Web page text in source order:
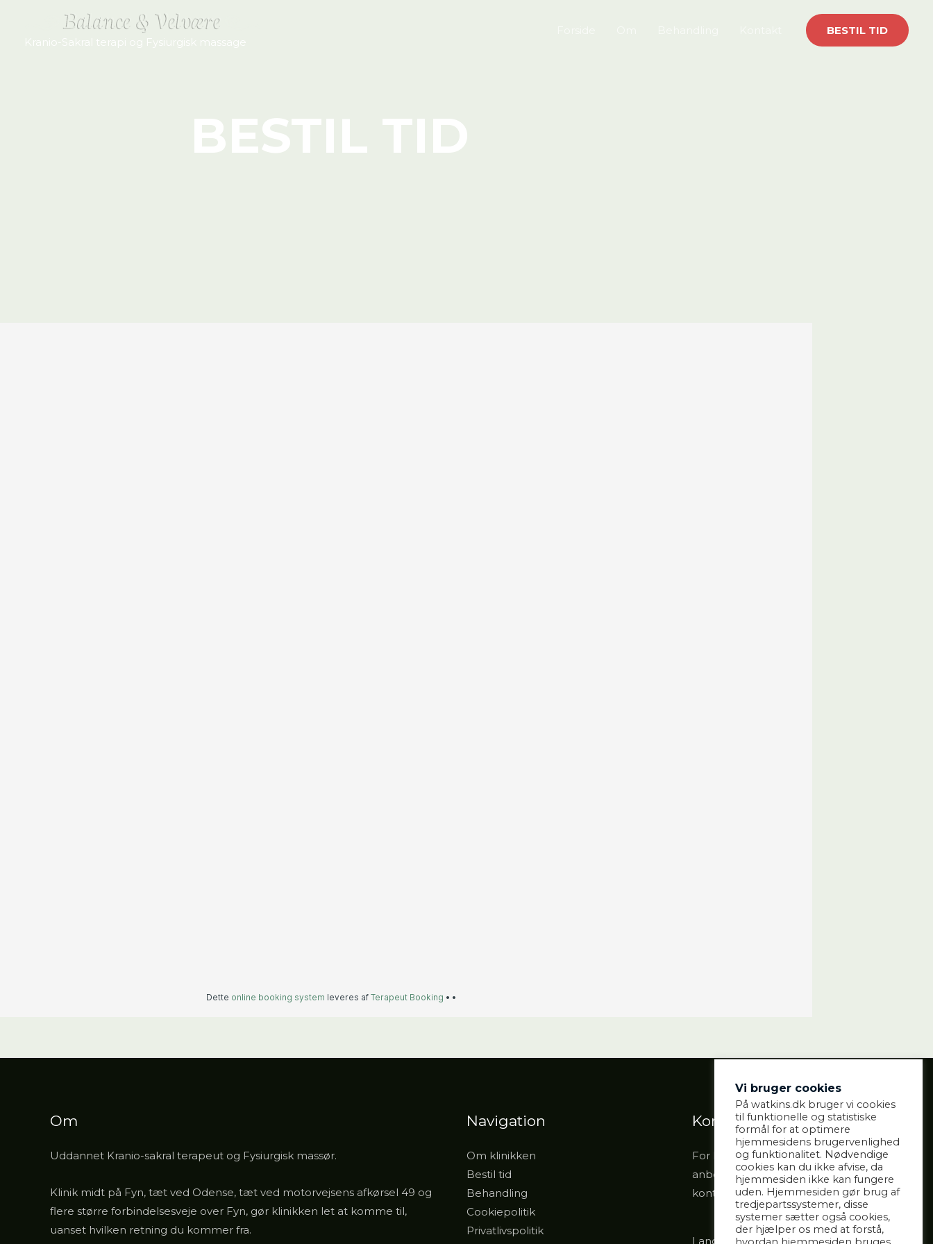
indholdetKranio-Sakral terapi og Fysiurgisk massage
BESTIL TID
BESTIL TID
Om
Uddannet Kranio-sakral terapeut og Fysiurgisk massør.
Klinik midt på Fyn, tæt ved Odense, tæt ved motorvejsens afkørsel 49 og
flere større forbindelsesveje over Fyn, gør klinikken let at komme til,
uanset hvilken retning du kommer fra.
Navigation
Om klinikken
Bestil tid
Behandling
Cookiepolitik
Privatlivspolitik
Kontakt
For kontakt med klinikken,
anbefales det, at du bruger sidens
kontaktformular eller ringer til mig.
Langagervej 36, 5220 Odense SØ
Vi bruger cookies
På watkins.dk bruger vi cookies
til funktionelle og statistiske
formål for at optimere
hjemmesidens brugervenlighed
og funktionalitet. Nødvendige
cookies kan du ikke afvise, da
hjemmesiden ikke kan fungere
uden. Hjemmesiden gør brug af
tredjepartssystemer, disse
systemer sætter også cookies,
der hjælper os med at forstå,